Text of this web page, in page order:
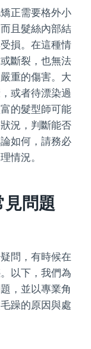
正需要格外小
且髮絲內部結
損。在這種情
斷裂，也無法
重的傷害。大
或者待漂染過
的髮型師可能
況，判斷能否
如何，請務必
情況。
見問題
問，有時候在
以下，我們為
，並以專業角
躁的原因與處